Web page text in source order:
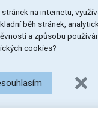
na internetu,
běh stránek,
a způsobu
cookies?